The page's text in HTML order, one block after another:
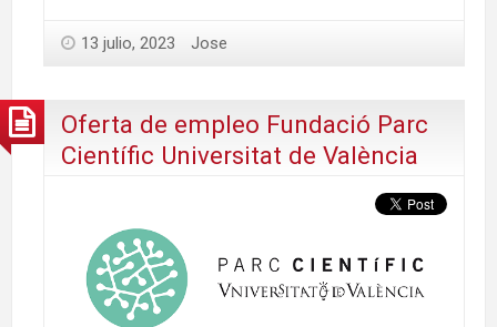
13 julio, 2023 Jose
Oferta de empleo Fundació Parc
Científic Universitat de València